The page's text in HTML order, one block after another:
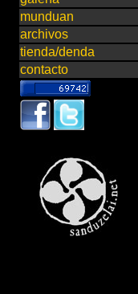
munduan
archivos
tienda/denda
contacto